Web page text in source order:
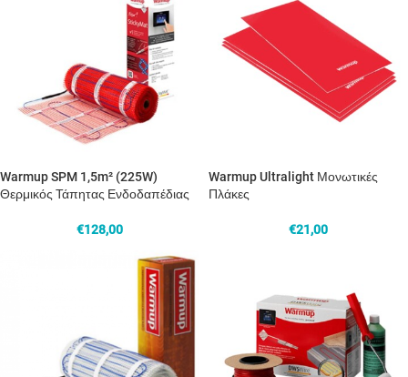
Warmup SPM 1,5m² (225W)
Θερμικός Τάπητας Ενδοδαπέδιας
€128,00
Warmup Ultralight Μονωτικές
Πλάκες
€21,00